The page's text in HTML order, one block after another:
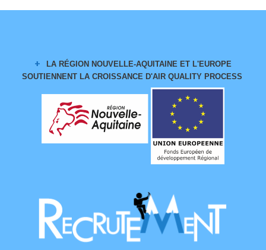
LA RÉGION NOUVELLE-AQUITAINE ET L'EUROPE
SOUTIENNENT LA CROISSANCE D'AIR QUALITY PROCESS